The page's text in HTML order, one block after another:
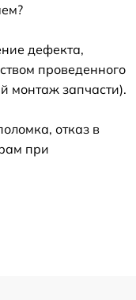
дефекта,
проведенного
монтаж запчасти).
отказ в
при